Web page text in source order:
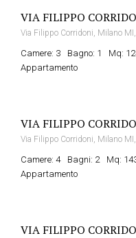
VIA FILIPPO
Via Filippo Corridoni, Milano
Camere: 3 Bagno: 1
Mq:
Appartamento
VIA FILIPPO
Via Filippo Corridoni, Milano
Camere: 4 Bagni: 2
Mq:
Appartamento
VIA FILIPPO